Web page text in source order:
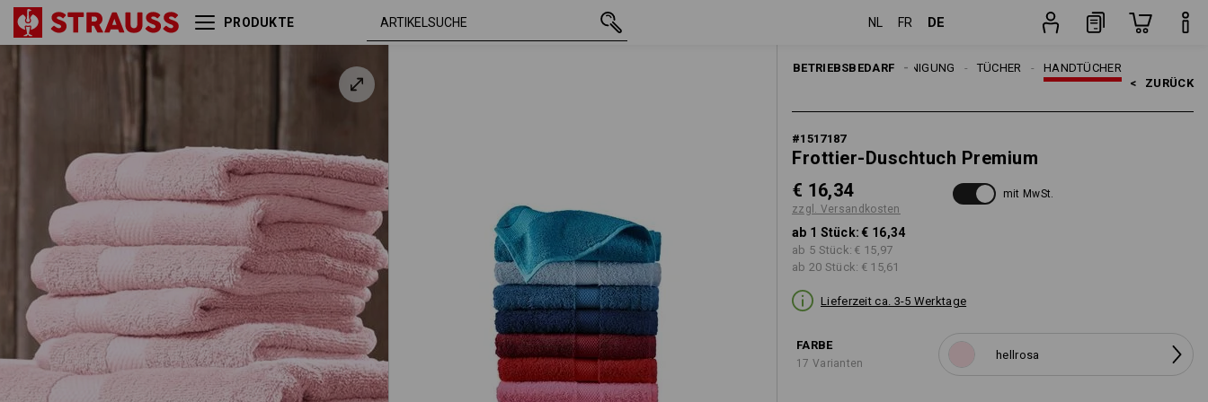
PRODUKTE NL FR DE
BETRIEBSBEDARF HANDTÜCHER
TÜCHER
REINIGUNG
< ZURÜCK
#1517187
Frottier-Duschtuch Premium
€ 16,34
zzgl. Versandkosten
mit MwSt.
ab 1 Stück: € 16,34
ab 5 Stück: € 15,97
ab 20 Stück: € 15,61
Lieferzeit ca. 3-5 Werktage
FARBE
17 Varianten
hellrosa
Frottier-Duschtuch Premium hellrosa € 16,34